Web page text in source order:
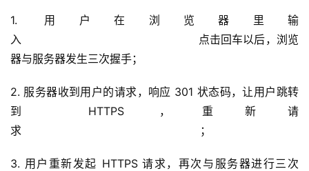
1. 用户在浏览器里输
入
点击回车以后，浏览
器与服务器发生三次握手；
2. 服务器收到用户的请求，响应 301 状态码，让用户跳转
到 HTTPS ，重新请
求
；
3. 用户重新发起 HTTPS 请求，再次与服务器进行三次